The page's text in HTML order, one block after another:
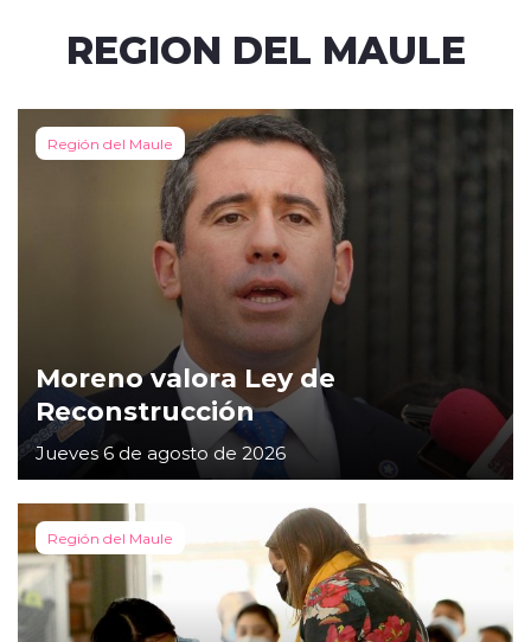
REGION DEL MAULE
Región del Maule
Moreno valora Ley de
Reconstrucción
Jueves 6 de agosto de 2026
Región del Maule